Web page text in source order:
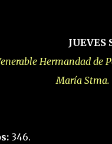
JUEVES
Hermandad de
María Stma.
346.